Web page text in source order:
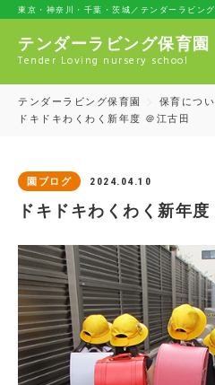
東京・神奈川・千葉・茨城／テンダーラビン
テンダーラビング保育園
Tender Loving nursery school
テンダーラビング保育園 保育につい
ドキドキわくわく新年度 ＠江古田
園ブログ 2024.04.10
ドキドキわくわく新年度